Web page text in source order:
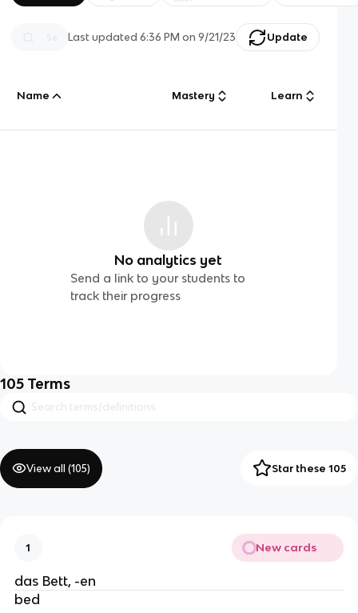
Last updated6:36 PM on 9/21/23 Update
Name Mastery Learn
No analytics yet
Send a link to your students to
track their progress
105 Terms
View all (105) Star these 105
1 New cards
das Bett, -en
bed